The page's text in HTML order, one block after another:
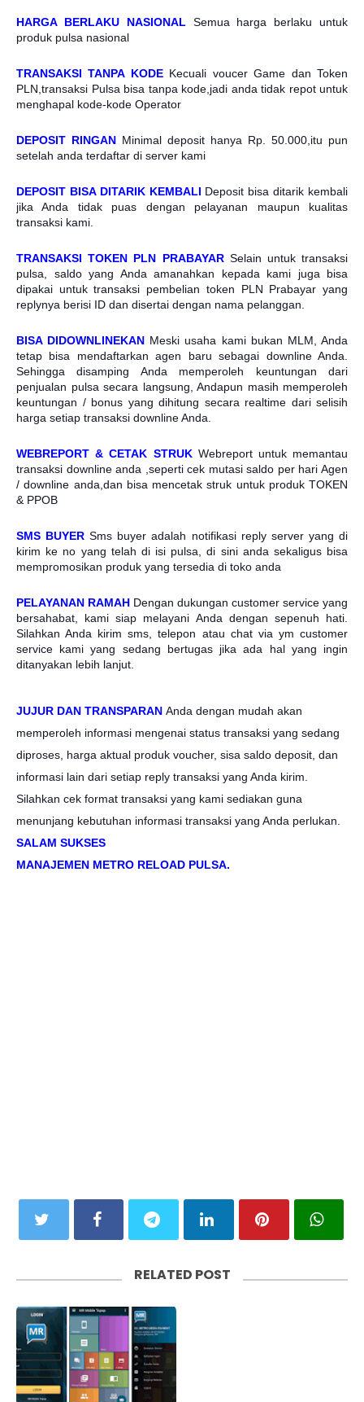
HARGA BERLAKU NASIONAL Semua harga berlaku untuk
produk pulsa nasional
TRANSAKSI TANPA KODEKecuali voucer Game dan Token
PLN,transaksi Pulsa bisa tanpa kode,jadi anda tidak repot untuk
menghapal kode-kode Operator
DEPOSIT RINGAN Minimal deposit hanya Rp. 50.000,itu pun
setelah anda terdaftar di server kami
DEPOSIT BISA DITARIK KEMBALI Deposit bisa ditarik kembali
jika Anda tidak puas dengan pelayanan maupun kualitas
transaksi kami.
TRANSAKSI TOKEN PLN PRABAYAR Selain untuk transaksi
pulsa, saldo yang Anda amanahkan kepada kami juga bisa
dipakai untuk transaksi pembelian token PLN Prabayar yang
replynya berisi ID dan disertai dengan nama pelanggan.
BISA DIDOWNLINEKAN Meski usaha kami bukan MLM, Anda
tetap bisa mendaftarkan agen baru sebagai downline Anda.
Sehingga disamping Anda memperoleh keuntungan dari
penjualan pulsa secara langsung, Andapun masih memperoleh
keuntungan / bonus yang dihitung secara realtime dari selisih
harga setiap transaksi downline Anda.
WEBREPORT & CETAK STRUKWebreport untuk memantau
transaksi downline anda ,seperti cek mutasi saldo per hari Agen
/ downline anda,dan bisa mencetak struk untuk produk TOKEN
& PPOB
SMS BUYER Sms buyer adalah notifikasi reply server yang di
kirim ke no yang telah di isi pulsa, di sini anda sekaligus bisa
mempromosikan produk yang tersedia di toko anda
PELAYANAN RAMAH Dengan dukungan customer service yang
bersahabat, kami siap melayani Anda dengan sepenuh hati.
Silahkan Anda kirim sms, telepon atau chat via ym customer
service kami yang sedang bertugas jika ada hal yang ingin
ditanyakan lebih lanjut.
JUJUR DAN TRANSPARAN Anda dengan mudah akan
memperoleh informasi mengenai status transaksi yang sedang
diproses, harga aktual produk voucher, sisa saldo deposit, dan
informasi lain dari setiap reply transaksi yang Anda kirim.
Silahkan cek format transaksi yang kami sediakan guna
menunjang kebutuhan informasi transaksi yang Anda perlukan.
SALAM SUKSES
MANAJEMEN METRO RELOAD PULSA.
RELATED POST